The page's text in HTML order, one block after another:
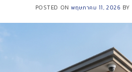
POSTED ON พฤษภาคม 11, 2026 BY